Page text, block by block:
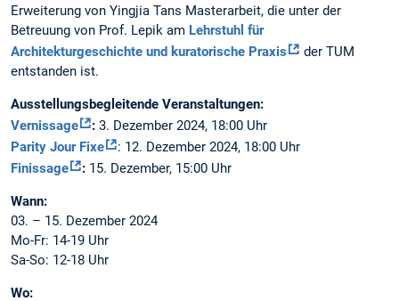
Erweiterung von Yingjia Tans Masterarbeit, die unter der
Betreuung von Prof. Lepik am Lehrstuhl für
Architekturgeschichte und kuratorische Praxis
der TUM
entstanden ist.
Ausstellungsbegleitende Veranstaltungen:
Vernissage
: 3. Dezember 2024, 18:00 Uhr
Parity Jour Fixe
: 12. Dezember 2024, 18:00 Uhr
Finissage
: 15. Dezember, 15:00 Uhr
Wann:
03. – 15. Dezember 2024
Mo-Fr: 14-19 Uhr
Sa-So: 12-18 Uhr
Wo: